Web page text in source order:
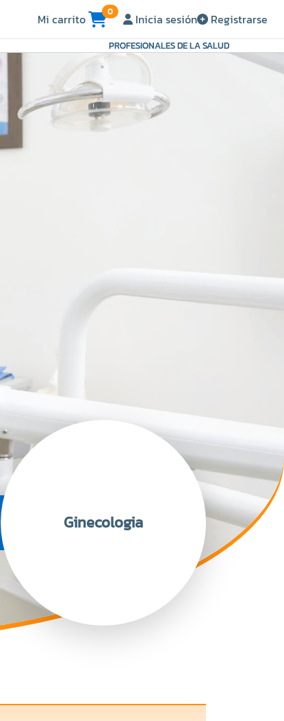
Mi carrito 0 Inicia sesión Registrarse
PROFESIONALES DE LA SALUD
Ginecologia